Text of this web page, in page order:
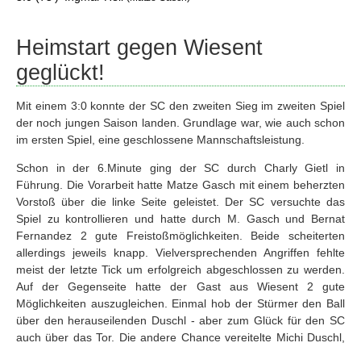
Heimstart gegen Wiesent
geglückt!
Mit einem 3:0 konnte der SC den zweiten Sieg im zweiten Spiel
der noch jungen Saison landen. Grundlage war, wie auch schon
im ersten Spiel, eine geschlossene Mannschaftsleistung.
Schon in der 6.Minute ging der SC durch Charly Gietl in
Führung. Die Vorarbeit hatte Matze Gasch mit einem beherzten
Vorstoß über die linke Seite geleistet. Der SC versuchte das
Spiel zu kontrollieren und hatte durch M. Gasch und Bernat
Fernandez 2 gute Freistoßmöglichkeiten. Beide scheiterten
allerdings jeweils knapp. Vielversprechenden Angriffen fehlte
meist der letzte Tick um erfolgreich abgeschlossen zu werden.
Auf der Gegenseite hatte der Gast aus Wiesent 2 gute
Möglichkeiten auszugleichen. Einmal hob der Stürmer den Ball
über den herauseilenden Duschl - aber zum Glück für den SC
auch über das Tor. Die andere Chance vereitelte Michi Duschl,